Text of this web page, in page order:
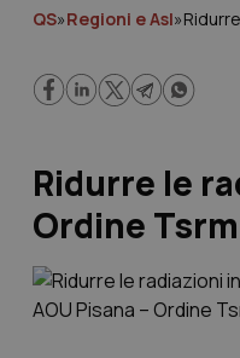
QS»Regioni e Asl»
Ridurre le
Ordine